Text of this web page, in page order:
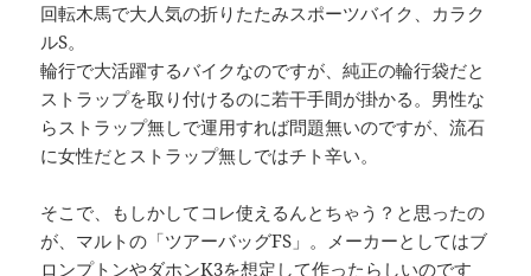
回転木馬で大人気の折りたたみスポーツバイク、カラク
ルS。
輪行で大活躍するバイクなのですが、純正の輪行袋だと
ストラップを取り付けるのに若干手間が掛かる。男性な
らストラップ無しで運用すれば問題無いのですが、流石
に女性だとストラップ無しではチト辛い。
そこで、もしかしてコレ使えるんとちゃう？と思ったの
が、マルトの「ツアーバッグFS」。メーカーとしてはブ
ロンプトンやダホンK3を想定して作ったらしいのです